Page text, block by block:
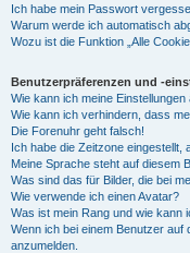
Ich habe mein Passwort
Warum werde ich automatisch
Wozu ist die Funktion „Alle
Benutzerpräferenzen und -
Wie kann ich meine Einstellungen
Wie kann ich verhindern, dass
Die Forenuhr geht falsch!
Ich habe die Zeitzone eingestellt,
Meine Sprache steht auf diesem
Was sind das für Bilder, die bei
Wie verwende ich einen Avatar?
Was ist mein Rang und wie kann
Wenn ich bei einem Benutzer
anzumelden.